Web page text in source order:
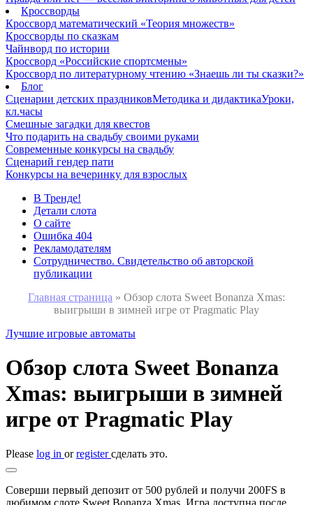
Кроссворды
Кроссворд математический «Теория множеств»
Кроссворды по сказкам
Чайнворд по истории
Кроссворд «Российские спортсмены»
Кроссворд по литературному чтению «Знаешь ли ты сказки?»
Блог
Сценарии детских праздниковМетодика и дидактикаУроки,
кл.часы
Смешные загадки для квестов
Что подарить на свадьбу своими руками
Современные конкурсы на свадьбу
Сценарий гендер пати
Конкурсы на вечеринку для взрослых
В Тренде!
Детали слота
О сайте
Ошибка 404
Рекламодателям
Сотрудничество. Свидетельство об авторской
публикации
Главная страница » Обзор слота Sweet Bonanza Xmas:
выигрыши в зимней игре от Pragmatic Play
Лучшие игровые автоматы
Обзор слота Sweet Bonanza
Xmas: выигрыши в зимней
игре от Pragmatic Play
Please log in orregisterсделать это.
Соверши первый депозит от 500 рублей и получи 200FS в
любимом слоте Sweet Bonanza Xmas. Игра доступна после